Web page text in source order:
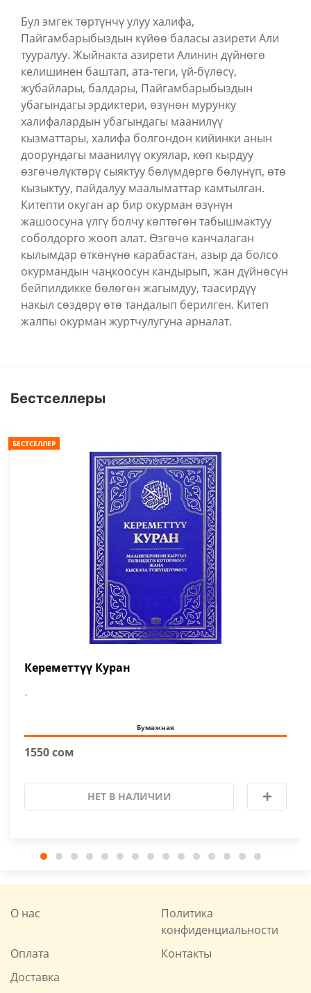
Бул эмгек төртүнчү улуу халифа,
Пайгамбарыбыздын күйөө баласы азирети Али
тууралуу. Жыйнакта азирети Алинин дүйнөгө
келишинен баштап, ата-теги, үй-бүлөсү,
жубайлары, балдары, Пайгамбарыбыздын
убагындагы эрдиктери, өзүнөн мурунку
халифалардын убагындагы маанилүү
кызматтары, халифа болгондон кийинки анын
доорундагы маанилүү окуялар, көп кырдуу
өзгөчөлүктөрү сыяктуу бөлүмдөргө бөлүнүп, өтө
кызыктуу, пайдалуу маалыматтар камтылган.
Китепти окуган ар бир окурман өзүнүн
жашоосуна үлгү болчу көптөгөн табышмактуу
соболдорго жооп алат. Өзгөчө канчалаган
кылымдар өткөнүнө карабастан, азыр да болсо
окурмандын чаңкоосун кандырып, жан дүйнөсүн
бейпилдикке бөлөгөн жагымдуу, таасирдүү
накыл сөздөрү өтө тандалып берилген. Китеп
жалпы окурман журтчулугуна арналат.
Бестселлеры
БЕСТСЕЛЛЕР
Кереметтүү Куран
-
Бумажная
1550 сом
НЕТ В НАЛИЧИИ
О нас
Политика
конфиденциальности
Оплата
Контакты
Доставка